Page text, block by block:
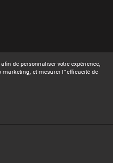
de personnaliser votre expérience,
et mesurer l''efficacité de